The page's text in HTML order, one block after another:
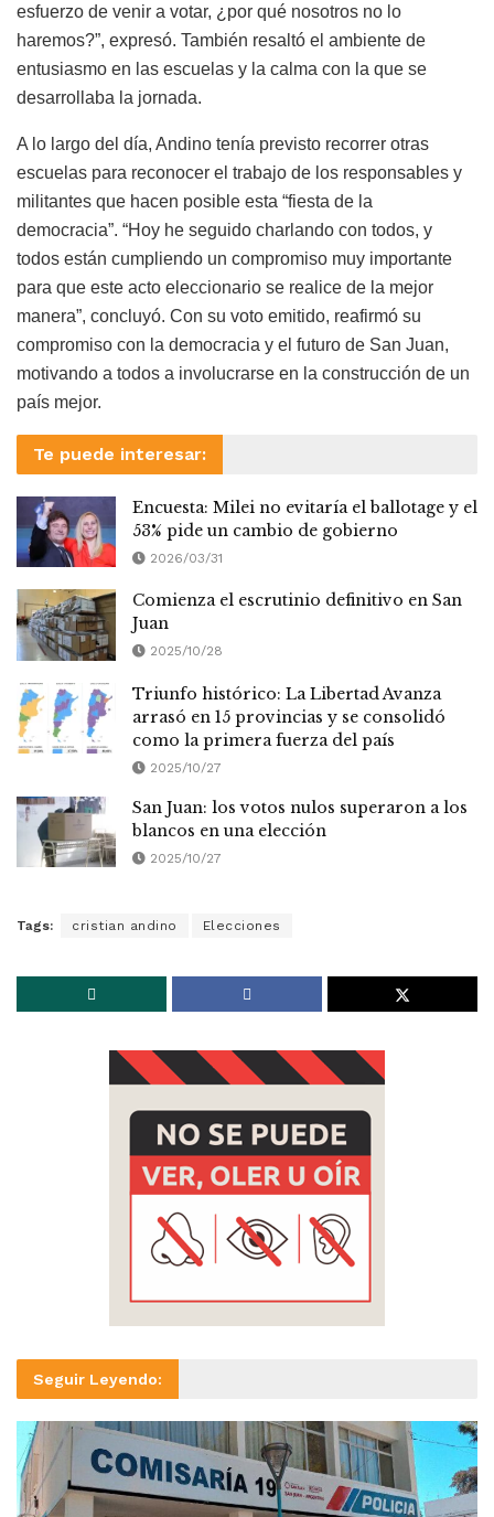
esfuerzo de venir a votar, ¿por qué nosotros no lo
haremos?”, expresó. También resaltó el ambiente de
entusiasmo en las escuelas y la calma con la que se
desarrollaba la jornada.
A lo largo del día, Andino tenía previsto recorrer otras
escuelas para reconocer el trabajo de los responsables y
militantes que hacen posible esta “fiesta de la
democracia”. “Hoy he seguido charlando con todos, y
todos están cumpliendo un compromiso muy importante
para que este acto eleccionario se realice de la mejor
manera”, concluyó. Con su voto emitido, reafirmó su
compromiso con la democracia y el futuro de San Juan,
motivando a todos a involucrarse en la construcción de un
país mejor.
Te puede interesar:
Encuesta: Milei no evitaría el ballotage y el
53% pide un cambio de gobierno
2026/03/31
Comienza el escrutinio definitivo en San
Juan
2025/10/28
Triunfo histórico: La Libertad Avanza
arrasó en 15 provincias y se consolidó
como la primera fuerza del país
2025/10/27
San Juan: los votos nulos superaron a los
blancos en una elección
2025/10/27
Tags: cristian andino Elecciones
Seguir Leyendo: